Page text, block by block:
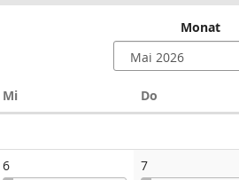
Monat
MiMittwoch Do
6 7